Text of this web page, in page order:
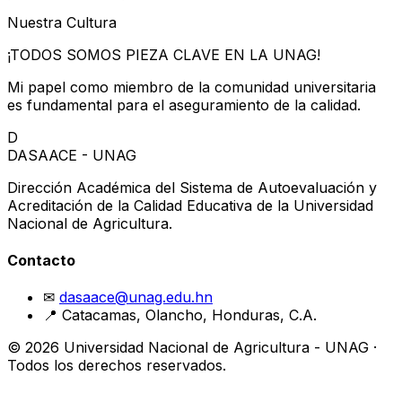
Nuestra Cultura
¡TODOS SOMOS PIEZA CLAVE EN LA UNAG!
Mi papel como miembro de la comunidad universitaria
es fundamental para el aseguramiento de la calidad.
D
DASAACE - UNAG
Dirección Académica del Sistema de Autoevaluación y
Acreditación de la Calidad Educativa de la Universidad
Nacional de Agricultura.
Contacto
✉ dasaace@unag.edu.hn
📍 Catacamas, Olancho, Honduras, C.A.
© 2026 Universidad Nacional de Agricultura - UNAG ·
Todos los derechos reservados.